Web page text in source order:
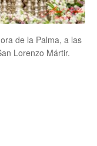
de la Palma, a las
Lorenzo Mártir.